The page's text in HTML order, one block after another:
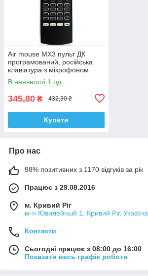
Air mouse MX3 пульт ДК
програмований, російська
клавіатура з мікрофоном
В наявності 1 од.
345,80 ₴ 432,30 ₴
Купити
Про нас
98% позитивних з 1170 відгуків за рік
Працює з 29.08.2016
м. Кривий Ріг
м-н Ювилейный 1, Кривий Ріг, Україна
Контакти
Сьогодні працює з 08:00 до 16:00
Показати весь графік роботи